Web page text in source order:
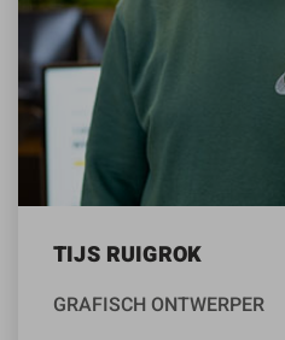
TIJS RUIGROK
GRAFISCH ONTWERPER